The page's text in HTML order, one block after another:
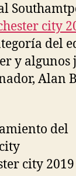
city
del
y algunos
Alan